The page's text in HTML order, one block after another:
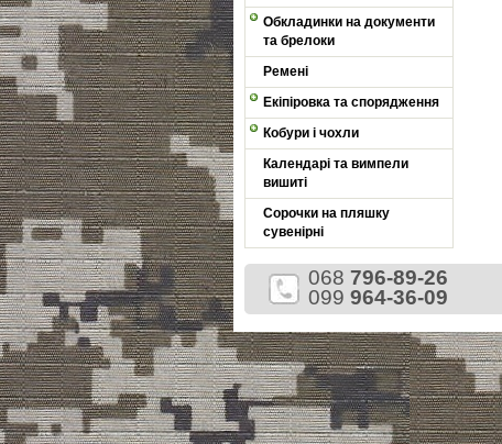
Обкладинки на документи
та брелоки
Ремені
Екіпіровка та спорядження
Кобури і чохли
Календарі та вимпели
вишиті
Сорочки на пляшку
сувенірні
068 796-89-26
099 964-36-09